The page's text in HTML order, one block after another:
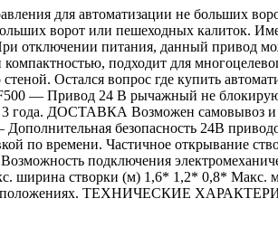
для автоматизации не больших
ворот или пешеходных калиток.
отключении питания, данный привод
подходит для
Остался вопрос где купить
— Привод 24 В рычажный не
ДОСТАВКА Возможен самовывоз и
безопасность 24В приводов.
времени. Частичное открывание
подключения
створки (м) 1,6* 1,2* 0,8* Макс.
положениях. ТЕХНИЧЕСКИЕ